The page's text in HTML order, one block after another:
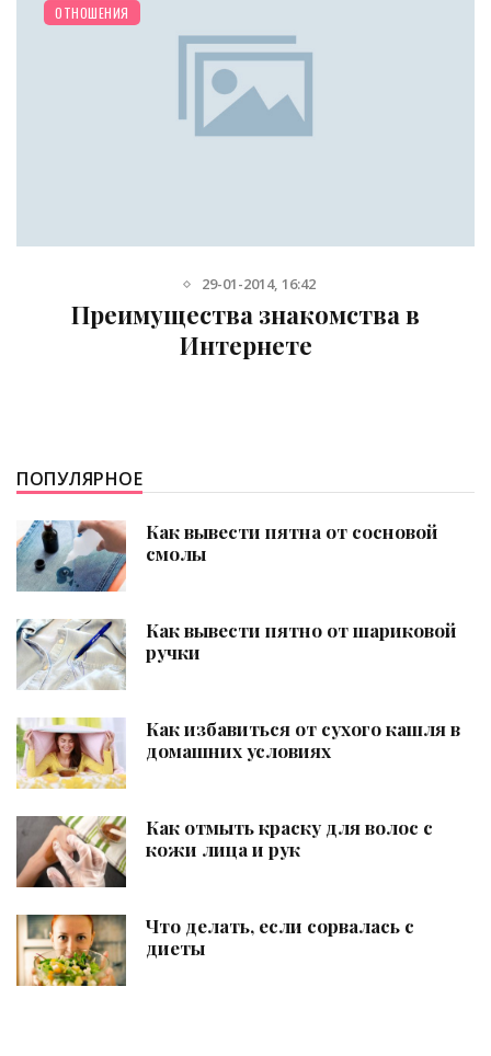
КРАСОТА
НОГТИ
3-04-2013, 17:02
Какое наращивание ногтей лучше
ПОПУЛЯРНОЕ
Как вывести пятна от сосновой
смолы
Как вывести пятно от шариковой
ручки
Как избавиться от сухого кашля в
домашних условиях
Как отмыть краску для волос с
кожи лица и рук
Что делать, если сорвалась с
диеты